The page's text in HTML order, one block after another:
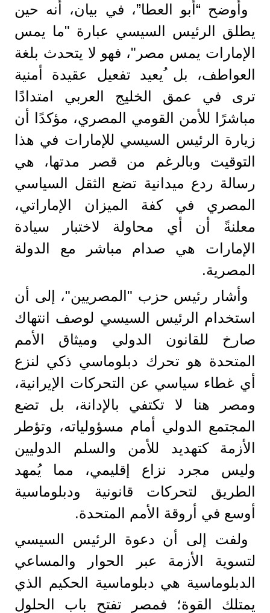
وأوضح “أبو العطا”، في بيان، أنه حين
يطلق الرئيس السيسي عبارة "ما يمس
الإمارات يمس مصر"، فهو لا يتحدث بلغة
العواطف، بل ُيعيد تفعيل عقيدة أمنية
ترى في عمق الخليج العربي امتدادًا
مباشرًا للأمن القومي المصري، مؤكدًا أن
زيارة الرئيس السيسي للإمارات في هذا
التوقيت وبالرغم من قصر مدتها، هي
رسالة ردع ميدانية تضع الثقل السياسي
المصري في كفة الميزان الإماراتي،
معلنةً أن أي محاولة لاختبار سيادة
الإمارات هي صدام مباشر مع الدولة
المصرية.
وأشار رئيس حزب "المصريين"، إلى أن
استخدام الرئيس السيسي لوصف انتهاك
صارخ للقانون الدولي وميثاق الأمم
المتحدة هو تحرك دبلوماسي ذكي لنزع
أي غطاء سياسي عن التحركات الإيرانية،
ومصر هنا لا تكتفي بالإدانة، بل تضع
المجتمع الدولي أمام مسؤولياته، وتؤطر
الأزمة كتهديد للأمن والسلم الدوليين
وليس مجرد نزاع إقليمي، مما يُمهد
الطريق لتحركات قانونية ودبلوماسية
أوسع في أروقة الأمم المتحدة.
ولفت إلى أن دعوة الرئيس السيسي
لتسوية الأزمة عبر الحوار والمساعي
الدبلوماسية هي دبلوماسية الحكيم الذي
يمتلك القوة؛ فمصر تفتح باب الحلول